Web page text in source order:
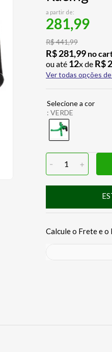
a partir de:
281,99
R$441,99
R$281,99 no
ou até 12x de R$
Ver todas opções
: VERDE
- 1 +